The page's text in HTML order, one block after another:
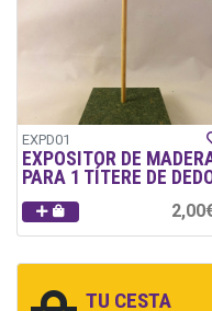
TU CESTA
EXPD01
EXPOSITOR DE
PARA 1 TÍTERE DE